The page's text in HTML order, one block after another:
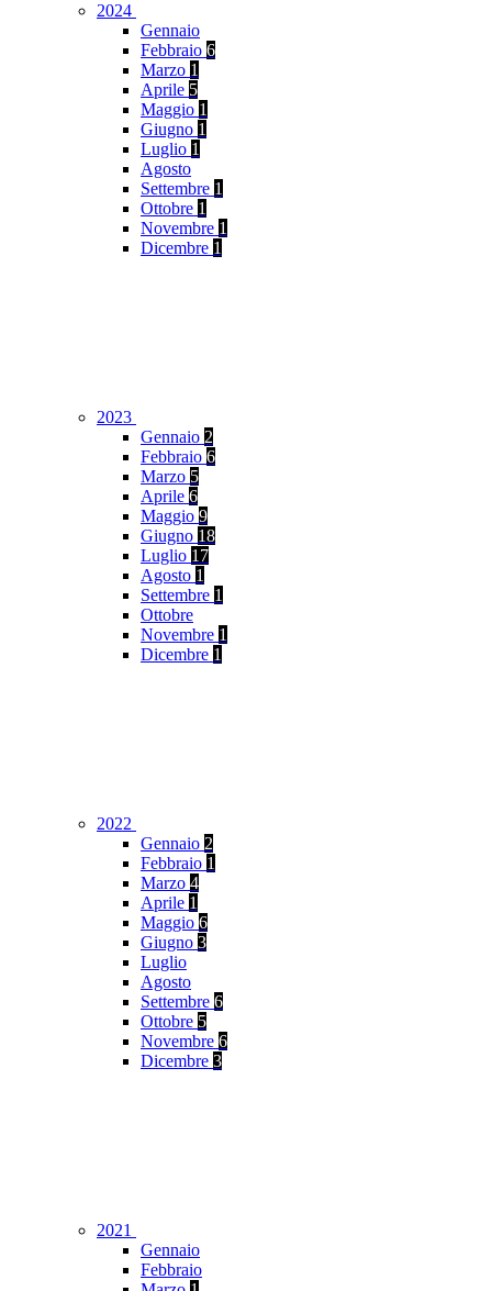
2024
Gennaio
Febbraio 6
Marzo 1
Aprile 5
Maggio 1
Giugno 1
Luglio 1
Agosto
Settembre 1
Ottobre 1
Novembre 1
Dicembre 1
2023
Gennaio 2
Febbraio 6
Marzo 5
Aprile 6
Maggio 9
Giugno 18
Luglio 17
Agosto 1
Settembre 1
Ottobre
Novembre 1
Dicembre 1
2022
Gennaio 2
Febbraio 1
Marzo 4
Aprile 1
Maggio 6
Giugno 3
Luglio
Agosto
Settembre 6
Ottobre 5
Novembre 6
Dicembre 3
2021
Gennaio
Febbraio